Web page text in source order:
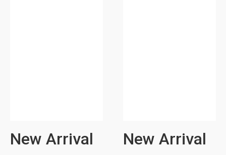
New Arrival
New Arrival